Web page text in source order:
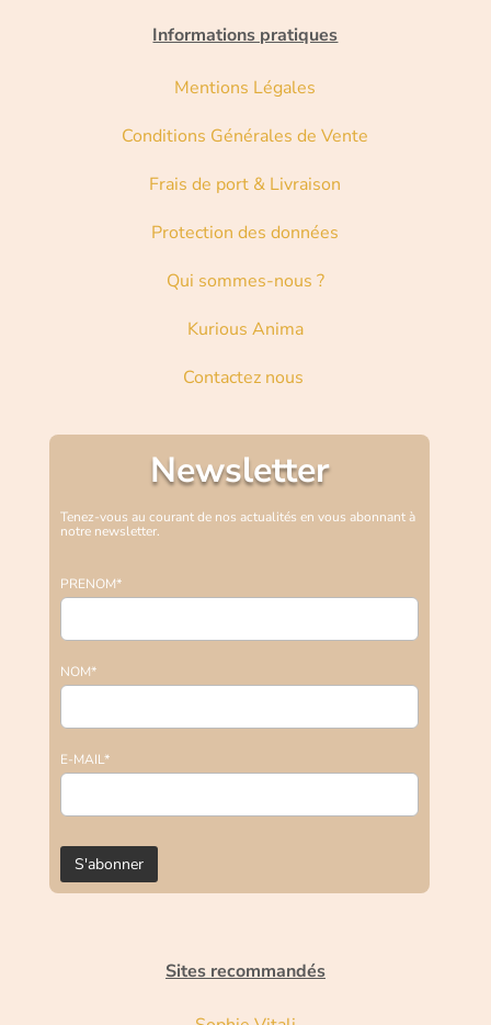
Informations pratiques
Mentions Légales
Conditions Générales de Vente
Frais de port & Livraison
Protection des données
Qui sommes-nous ?
Kurious Anima
Contactez nous
Newsletter
Tenez-vous au courant de nos actualités en vous abonnant à
notre newsletter.
PRENOM*
NOM*
E-MAIL*
Sites recommandés